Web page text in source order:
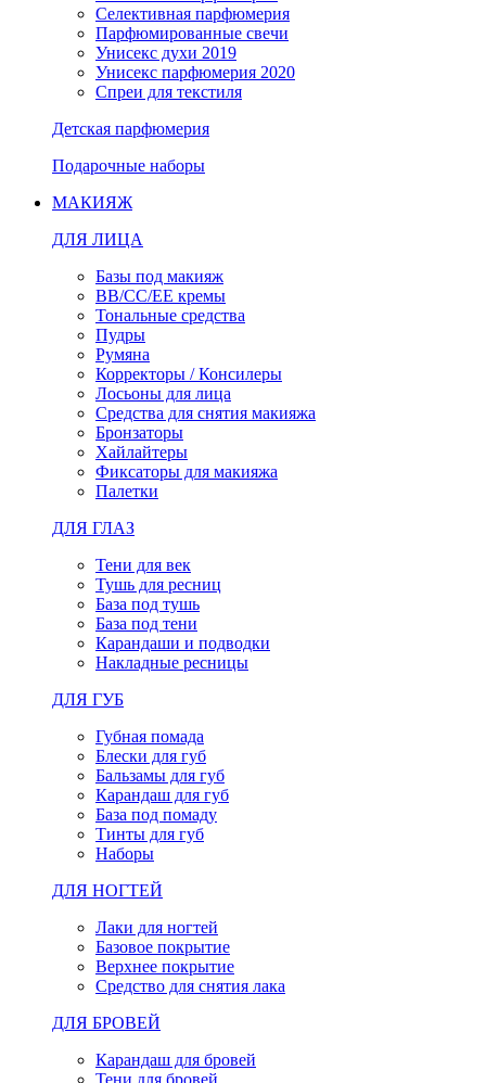
Селективная парфюмерия
Парфюмированные свечи
Унисекс духи 2019
Унисекс парфюмерия 2020
Спреи для текстиля
Детская парфюмерия
Подарочные наборы
МАКИЯЖ
ДЛЯ ЛИЦА
Базы под макияж
BB/CC/EE кремы
Тональные средства
Пудры
Румяна
Корректоры / Консилеры
Лосьоны для лица
Средства для снятия макияжа
Бронзаторы
Хайлайтеры
Фиксаторы для макияжа
Палетки
ДЛЯ ГЛАЗ
Тени для век
Тушь для ресниц
База под тушь
База под тени
Карандаши и подводки
Накладные ресницы
ДЛЯ ГУБ
Губная помада
Блески для губ
Бальзамы для губ
Карандаш для губ
База под помаду
Тинты для губ
Наборы
ДЛЯ НОГТЕЙ
Лаки для ногтей
Базовое покрытие
Верхнее покрытие
Средство для снятия лака
ДЛЯ БРОВЕЙ
Карандаш для бровей
Тени для бровей